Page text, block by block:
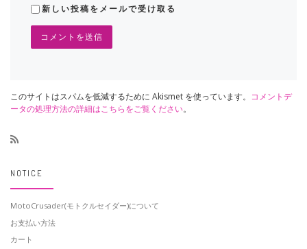
新しい投稿をメールで受け取る
このサイトはスパムを低減するために Akismet を使っています。 コメントデ
ータの処理方法の詳細はこちらをご覧ください。
NOTICE
MotoCrusader(モトクルセイダー)について
お支払い方法
カート